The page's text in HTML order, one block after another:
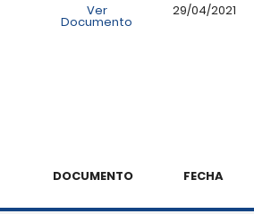
Ver
Documento
29/04/2021
DOCUMENTO FECHA